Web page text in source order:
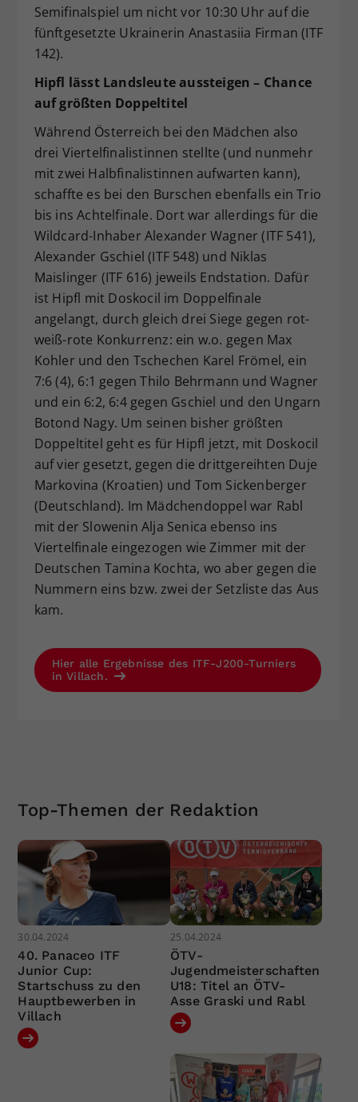
Semifinalspiel um nicht vor 10:30 Uhr auf die
fünftgesetzte Ukrainerin Anastasiia Firman (ITF
142).
Hipfl lässt Landsleute aussteigen – Chance
auf größten Doppeltitel
Während Österreich bei den Mädchen also
drei Viertelfinalistinnen stellte (und nunmehr
mit zwei Halbfinalistinnen aufwarten kann),
schaffte es bei den Burschen ebenfalls ein Trio
bis ins Achtelfinale. Dort war allerdings für die
Wildcard-Inhaber Alexander Wagner (ITF 541),
Alexander Gschiel (ITF 548) und Niklas
Maislinger (ITF 616) jeweils Endstation. Dafür
ist Hipfl mit Doskocil im Doppelfinale
angelangt, durch gleich drei Siege gegen rot-
weiß-rote Konkurrenz: ein w.o. gegen Max
Kohler und den Tschechen Karel Frömel, ein
7:6 (4), 6:1 gegen Thilo Behrmann und Wagner
und ein 6:2, 6:4 gegen Gschiel und den Ungarn
Botond Nagy. Um seinen bisher größten
Doppeltitel geht es für Hipfl jetzt, mit Doskocil
auf vier gesetzt, gegen die drittgereihten Duje
Markovina (Kroatien) und Tom Sickenberger
(Deutschland). Im Mädchendoppel war Rabl
mit der Slowenin Alja Senica ebenso ins
Viertelfinale eingezogen wie Zimmer mit der
Deutschen Tamina Kochta, wo aber gegen die
Nummern eins bzw. zwei der Setzliste das Aus
kam.
Hier alle Ergebnisse des ITF-J200-Turniers
in Villach.
Top-Themen der Redaktion
30.04.2024
40. Panaceo ITF
Junior Cup:
Startschuss zu den
Hauptbewerben in
Villach
25.04.2024
ÖTV-
Jugendmeisterschaften
U18: Titel an ÖTV-
Asse Graski und Rabl